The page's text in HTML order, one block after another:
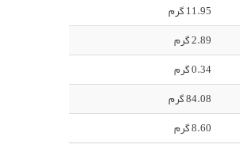
11.95 گرم
2.89 گرم
0.34 گرم
84.08 گرم
8.60 گرم